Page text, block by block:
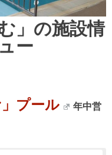
」の施設情
ー
プール
年中営